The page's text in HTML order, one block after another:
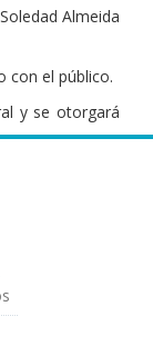
Almeida
con el público.
y se otorgará